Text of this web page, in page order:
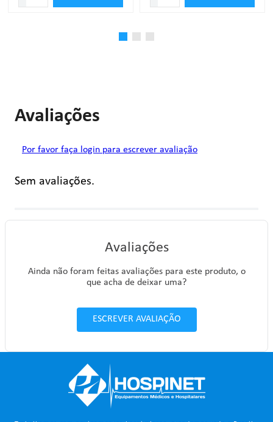
Avaliações
Por favor faça login para escrever avaliação
Sem avaliações.
Avaliações
Ainda não foram feitas avaliações para este produto, o
que acha de deixar uma?
ESCREVER AVALIAÇÃO